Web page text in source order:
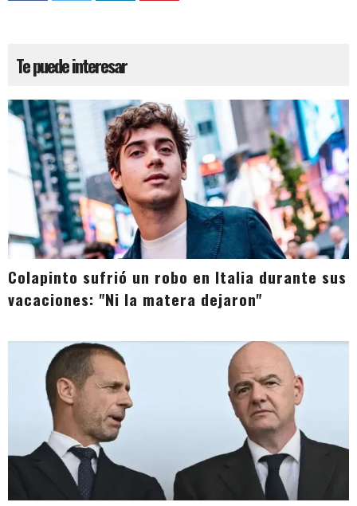
Te puede interesar
Colapinto sufrió un robo en Italia durante sus
vacaciones: "Ni la matera dejaron"